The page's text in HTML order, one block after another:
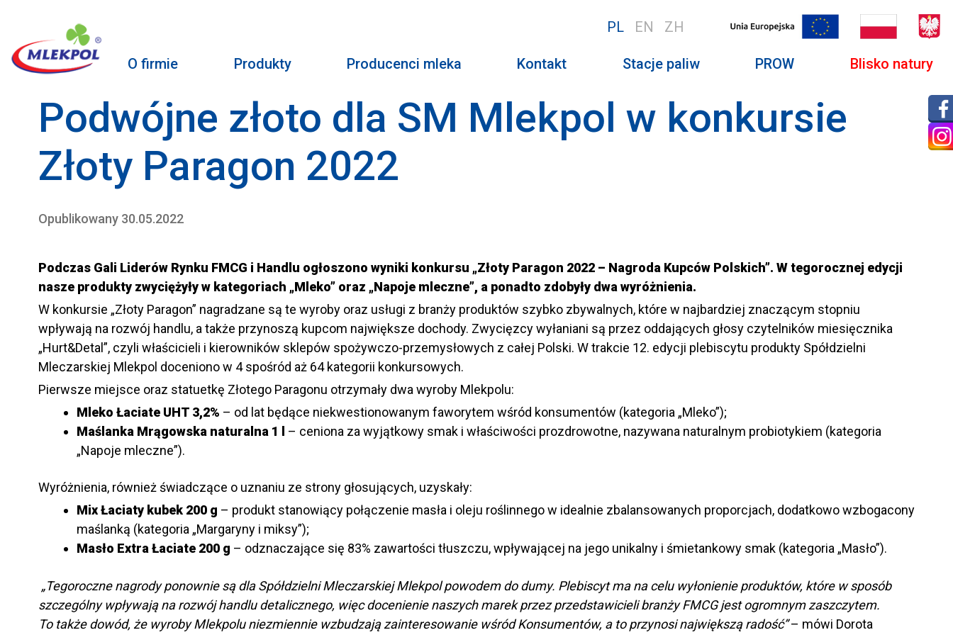
PL EN ZH
O firmie Produkty Producenci mleka Kontakt Stacje paliw PROW Blisko natury
Podwójne złoto dla SM Mlekpol w konkursie
Złoty Paragon 2022
Opublikowany 30.05.2022
Podczas Gali Liderów Rynku FMCG i Handlu ogłoszono wyniki konkursu „Złoty Paragon 2022 – Nagroda Kupców Polskich”. W tegorocznej edycji
nasze produkty zwyciężyły w kategoriach „Mleko” oraz „Napoje mleczne”, a ponadto zdobyły dwa wyróżnienia.
W konkursie „Złoty Paragon” nagradzane są te wyroby oraz usługi z branży produktów szybko zbywalnych, które w najbardziej znaczącym stopniu
wpływają na rozwój handlu, a także przynoszą kupcom największe dochody. Zwycięzcy wyłaniani są przez oddających głosy czytelników miesięcznika
„Hurt&Detal”, czyli właścicieli i kierowników sklepów spożywczo-przemysłowych z całej Polski. W trakcie 12. edycji plebiscytu produkty Spółdzielni
Mleczarskiej Mlekpol doceniono w 4 spośród aż 64 kategorii konkursowych.
Pierwsze miejsce oraz statuetkę Złotego Paragonu otrzymały dwa wyroby Mlekpolu:
Mleko Łaciate UHT 3,2% – od lat będące niekwestionowanym faworytem wśród konsumentów (kategoria „Mleko”);
Maślanka Mrągowska naturalna 1 l
– ceniona za wyjątkowy smak i właściwości prozdrowotne, nazywana naturalnym probiotykiem (kategoria
„Napoje mleczne”).
Wyróżnienia, również świadczące o uznaniu ze strony głosujących, uzyskały:
Mix Łaciaty kubek 200 g – produkt stanowiący połączenie masła i oleju roślinnego w idealnie zbalansowanych proporcjach, dodatkowo wzbogacony
maślanką (kategoria „Margaryny i miksy”);
Masło Extra Łaciate 200 g – odznaczające się 83% zawartości tłuszczu, wpływającej na jego unikalny i śmietankowy smak (kategoria „Masło”).
„Tegoroczne nagrody ponownie są dla Spółdzielni Mleczarskiej Mlekpol powodem do dumy. Plebiscyt ma na celu wyłonienie produktów, które w sposób
szczególny wpływają na rozwój handlu detalicznego, więc docenienie naszych marek przez przedstawicieli branży FMCG jest ogromnym zaszczytem.
To także dowód, że wyroby Mlekpolu niezmiennie wzbudzają zainteresowanie wśród Konsumentów, a to przynosi największą radość”– mówi Dorota